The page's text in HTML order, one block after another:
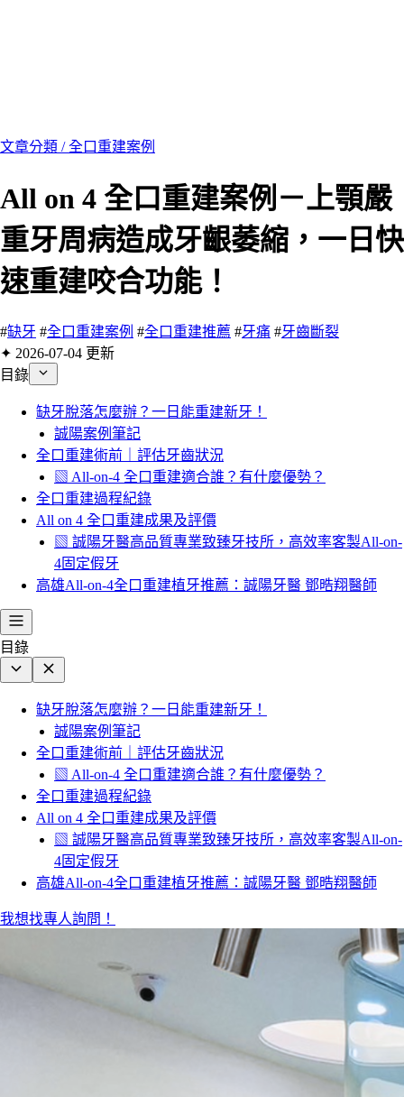
文章分類 /全口重建案例
All on 4 全口重建案例－上顎嚴
重牙周病造成牙齦萎縮，一日快
速重建咬合功能！
#缺牙 #全口重建案例 #全口重建推薦 #牙痛 #牙齒斷裂
✦ 2026-07-04 更新
目錄
缺牙脫落怎麼辦？一日能重建新牙！
誠陽案例筆記
全口重建術前｜評估牙齒狀況
▧ All-on-4 全口重建適合誰？有什麼優勢？
全口重建過程紀錄
All on 4 全口重建成果及評價
▧ 誠陽牙醫高品質專業致臻牙技所，高效率客製All-on-
4固定假牙
高雄All-on-4全口重建植牙推薦：誠陽牙醫 鄧晧翔醫師
目錄
缺牙脫落怎麼辦？一日能重建新牙！
誠陽案例筆記
全口重建術前｜評估牙齒狀況
▧ All-on-4 全口重建適合誰？有什麼優勢？
全口重建過程紀錄
All on 4 全口重建成果及評價
▧ 誠陽牙醫高品質專業致臻牙技所，高效率客製All-on-
4固定假牙
高雄All-on-4全口重建植牙推薦：誠陽牙醫 鄧晧翔醫師
我想找專人詢問！